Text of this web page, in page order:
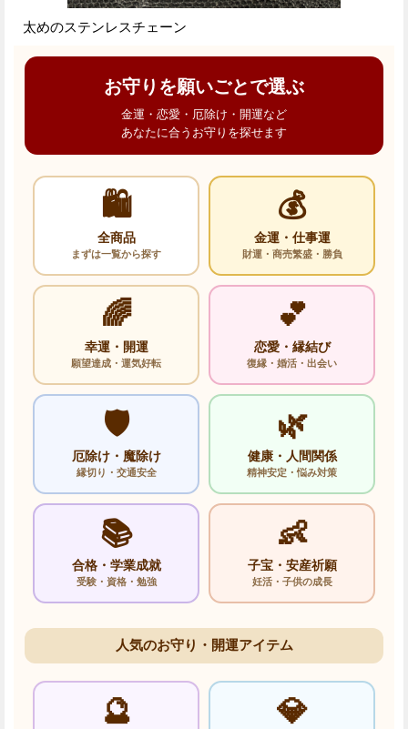
太めのステンレスチェーン
お守りを願いごとで選ぶ
金運・恋愛・厄除け・開運など
あなたに合うお守りを探せます
🛍️
全商品
まずは一覧から探す
💰
金運・仕事運
財運・商売繁盛・勝負
🌈
幸運・開運
願望達成・運気好転
💕
恋愛・縁結び
復縁・婚活・出会い
🛡️
厄除け・魔除け
縁切り・交通安全
🌿
健康・人間関係
精神安定・悩み対策
📚
合格・学業成就
受験・資格・勉強
👶
子宝・安産祈願
妊活・子供の成長
人気のお守り・開運アイテム
🔮 💎